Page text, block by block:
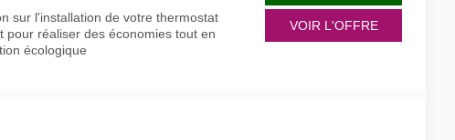
sur l'installation de votre thermostat
pour réaliser des économies tout en
écologique
VOIR L'OFFRE